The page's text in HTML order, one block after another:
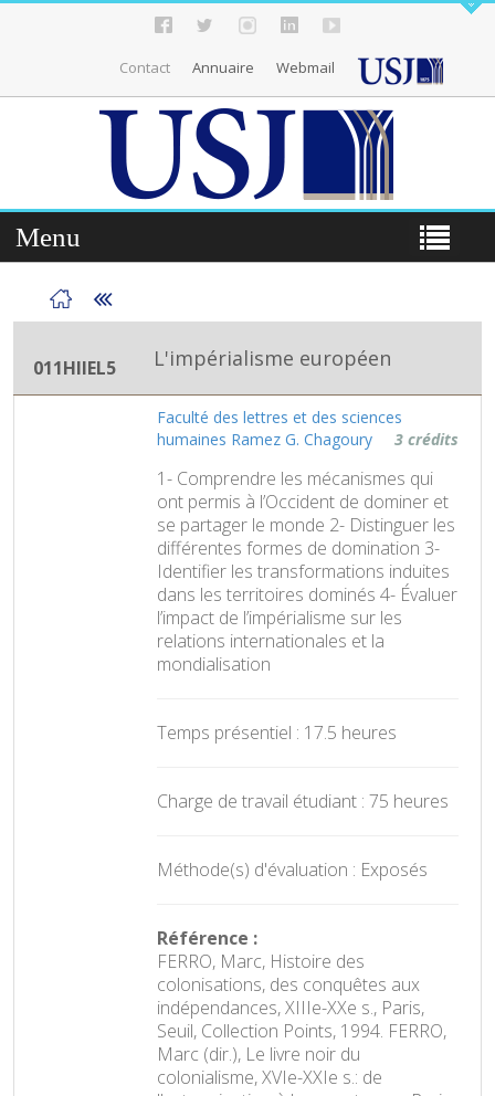
Contact Annuaire Webmail
Menu
011HIIEL5 L'impérialisme européen
Faculté des lettres et des sciences
humaines Ramez G. Chagoury
3 crédits
1- Comprendre les mécanismes qui
ont permis à l’Occident de dominer et
se partager le monde 2- Distinguer les
différentes formes de domination 3-
Identifier les transformations induites
dans les territoires dominés 4- Évaluer
l’impact de l’impérialisme sur les
relations internationales et la
mondialisation
Temps présentiel : 17.5 heures
Charge de travail étudiant : 75 heures
Méthode(s) d'évaluation : Exposés
Référence :
FERRO, Marc, Histoire des
colonisations, des conquêtes aux
indépendances, XIIIe-XXe s., Paris,
Seuil, Collection Points, 1994. FERRO,
Marc (dir.), Le livre noir du
colonialisme, XVIe-XXIe s.: de